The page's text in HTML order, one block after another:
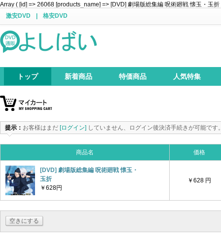
Array ( [id] => 26068 [products_name] => [DVD] 劇場版総集編 呪術廻戦 懐玉・玉
激安DVD
格安DVD
トップ 新着商品 特価商品 人気特集
提示： お客様はまだ [ログイン] していません、ログイン後決済手続きが可能です
商品名 価格
[DVD] 劇場版総集編 呪術廻戦 懐玉・
玉折
￥628円
￥628 円
空きにする